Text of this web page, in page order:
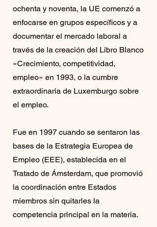
ochenta y noventa, la UE comenzó a
enfocarse en grupos específicos y a
documentar el mercado laboral a
través de la creación del Libro Blanco
«Crecimiento, competitividad,
empleo» en 1993, o la cumbre
extraordinaria de Luxemburgo sobre
el empleo.
Fue en 1997 cuando se sentaron las
bases de la Estrategia Europea de
Empleo (EEE), establecida en el
Tratado de Ámsterdam, que promovió
la coordinación entre Estados
miembros sin quitarles la
competencia principal en la materia.